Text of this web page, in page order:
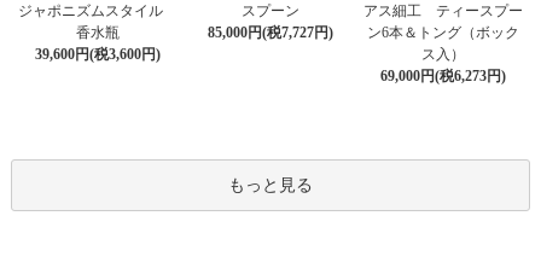
ジャポニズムスタイル
香水瓶
39,600円(税3,600円)
スプーン
85,000円(税7,727円)
アス細工 ティースプー
ン6本＆トング（ボック
ス入）
69,000円(税6,273円)
もっと見る